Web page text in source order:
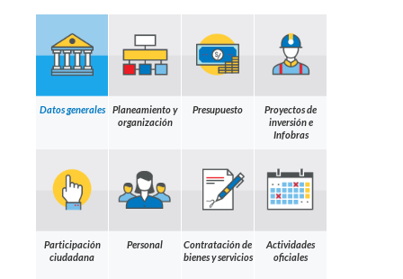
Datos generales
Planeamiento y
organización
Presupuesto
Proyectos de
inversión e
Infobras
Participación
ciudadana
Personal
Contratación de
bienes y servicios
Actividades
oficiales